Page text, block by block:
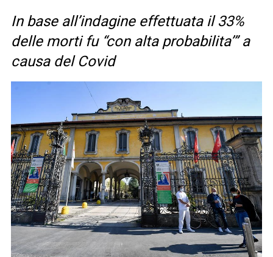
In base all’indagine effettuata il 33%
delle morti fu “con alta probabilita’” a
causa del Covid